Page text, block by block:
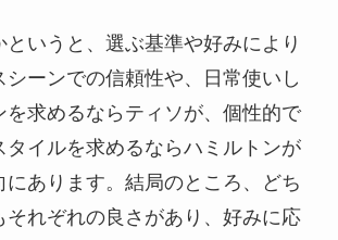
というと、選ぶ基準や好みにより
シーンでの信頼性や、日常使いし
を求めるならティソが、個性的で
タイルを求めるならハミルトンが
にあります。結局のところ、どち
それぞれの良さがあり、好みに応